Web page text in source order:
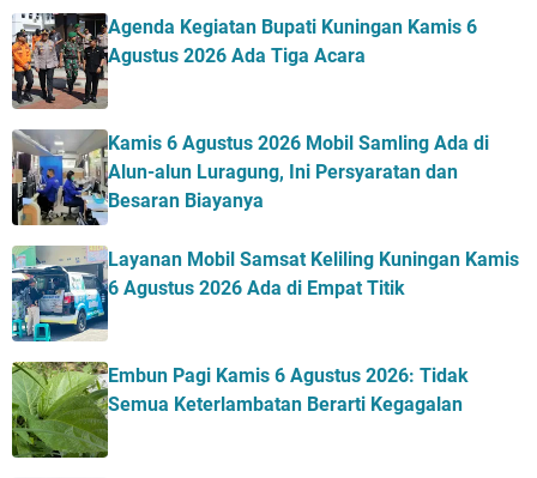
Agenda Kegiatan Bupati Kuningan Kamis 6
Agustus 2026 Ada Tiga Acara
Kamis 6 Agustus 2026 Mobil Samling Ada di
Alun-alun Luragung, Ini Persyaratan dan
Besaran Biayanya
Layanan Mobil Samsat Keliling Kuningan Kamis
6 Agustus 2026 Ada di Empat Titik
Embun Pagi Kamis 6 Agustus 2026: Tidak
Semua Keterlambatan Berarti Kegagalan